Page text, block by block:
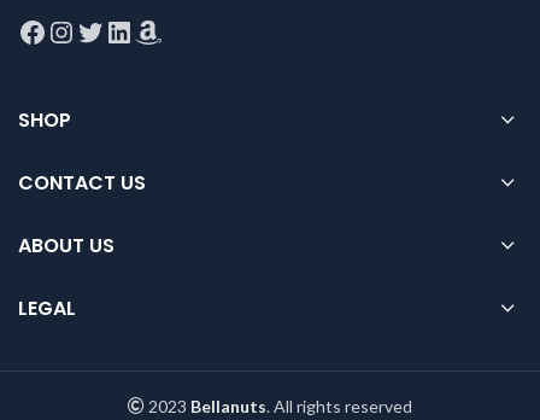
Facebook
Instagram
Twitter
LinkedIn
Amazon
SHOP
CONTACT US
ABOUT US
LEGAL
2023 Bellanuts. All rights reserved